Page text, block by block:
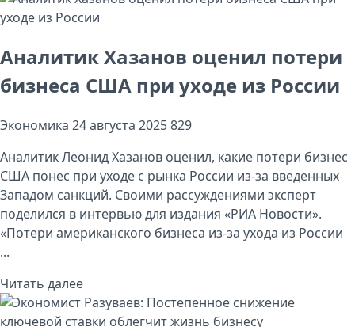
Аналитик Хазанов оценил потери
бизнеса США при уходе из России
Экономика 24 августа 2025829
Аналитик Леонид Хазанов оценил, какие потери бизнес
США понес при уходе с рынка России из-за введенных
Западом санкций. Своими рассуждениями эксперт
поделился в интервью для издания «РИА Новости».
«Потери американского бизнеса из-за ухода из России
...
Читать далее